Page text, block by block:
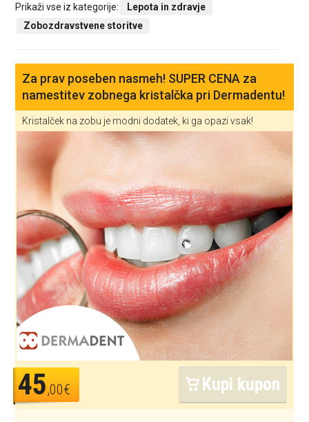
Prikaži vse iz kategorije:
Lepota in zdravje
Zobozdravstvene storitve
Za prav poseben nasmeh! SUPER CENA za
namestitev zobnega kristalčka pri Dermadentu!
Kristalček na zobu je modni dodatek, ki ga opazi vsak!
45,00€ Kupi kupon